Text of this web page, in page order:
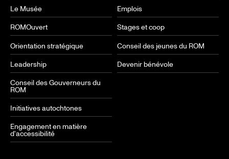
Le Musée
ROMOuvert
Orientation stratégique
Leadership
Conseil des Gouverneurs du
ROM
Initiatives autochtones
Engagement en matière
d'accessibilité
Emplois
Stages et coop
Conseil des jeunes du ROM
Devenir bénévole